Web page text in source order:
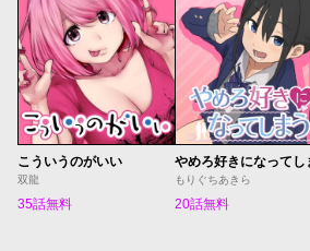
こういうのがいい
双龍
35話無料
やめろ好きになってし
もりぐちあきら
20話無料